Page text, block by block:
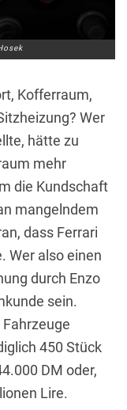
Kofferraum,
Wer
hätte zu
mehr
die Kundschaft
mangelndem
dass Ferrari
Wer also einen
durch Enzo
sein.
450 Stück
DM oder,
Lire.